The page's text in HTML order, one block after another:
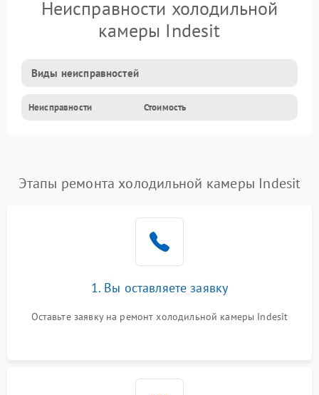
Неисправности холодильной
камеры Indesit
Виды неисправностей
Неисправности Стоимость
Этапы ремонта холодильной камеры Indesit
1. Вы оставляете заявку
Оставьте заявку на ремонт холодильной камеры Indesit